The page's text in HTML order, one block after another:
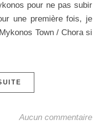
pour ne pas subir
une première fois, je
Town / Chora si
Aucun commentaire